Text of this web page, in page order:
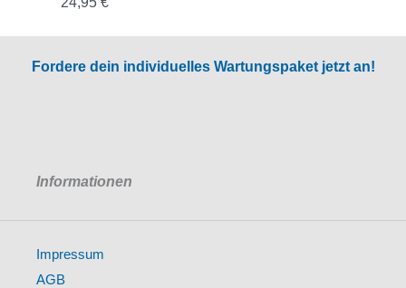
Fordere dein individuelles Wartungspaket jetzt an!
Informationen
Impressum
AGB